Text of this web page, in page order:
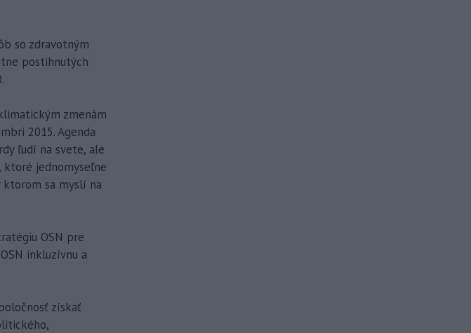
so zdravotným
postihnutých
zmenám
2015. Agenda
ľudí na svete, ale
ktoré jednomyseľne
ktorom sa myslí na
OSN pre
inkluzívnu a
získať